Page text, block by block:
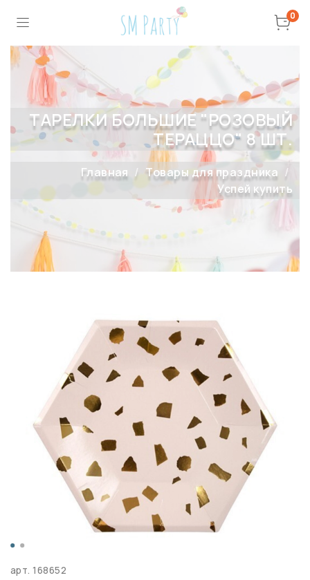
0
ТАРЕЛКИ БОЛЬШИЕ "РОЗОВЫЙ
ТЕРАЦЦО" 8 ШТ.
Главная
Товары для праздника
Успей купить
арт.168652